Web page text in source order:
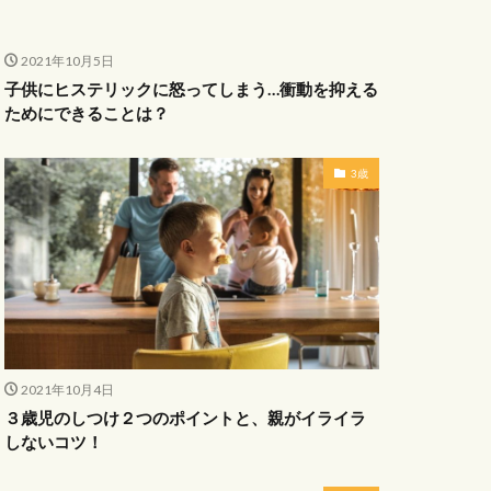
2021年10月5日
子供にヒステリックに怒ってしまう…衝動を抑える
ためにできることは？
3歳
2021年10月4日
３歳児のしつけ２つのポイントと、親がイライラ
しないコツ！